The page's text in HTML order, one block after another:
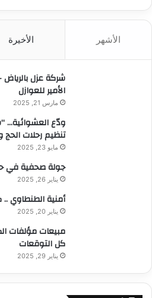
الأشهر الأخيرة
شركة عزل
الأمير للعوازل
مارس 21, 2025
ودّع العشوائية…
تنظيم رحلات
مايو 23, 2025
جولة صحفية في
يناير 26, 2025
أمنية الطنطاوي ..
يناير 20, 2025
مبيعات مؤلفات
كل التوقعات
يناير 29, 2025